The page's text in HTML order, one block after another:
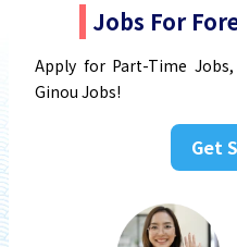
Jobs For
Apply for Part-Time
Ginou Jobs!
Get